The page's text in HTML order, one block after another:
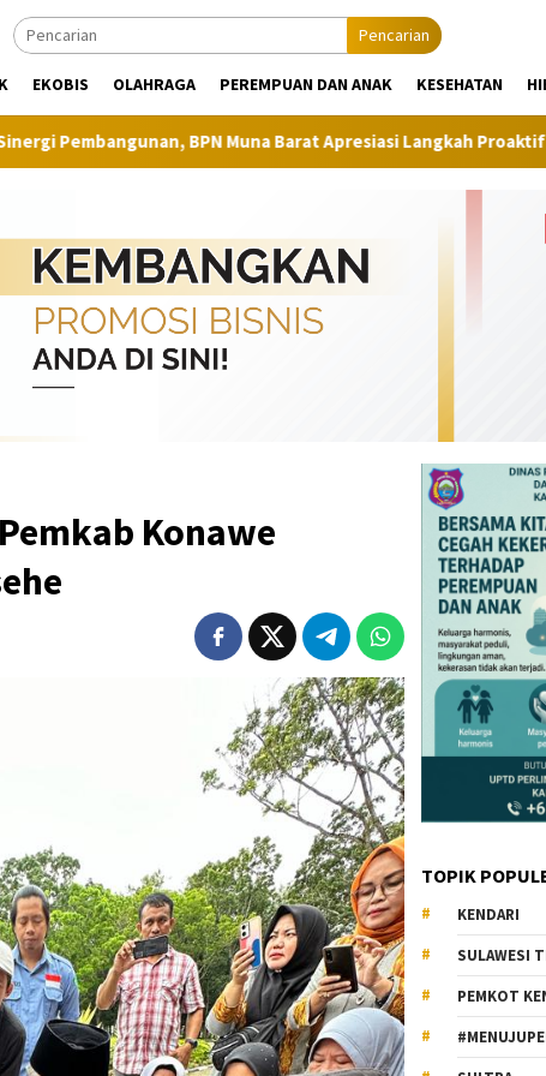
Pencarian
EKOBIS OLAHRAGA PEREMPUAN DAN ANAK KESEHATAN
Muna Barat Apresiasi Langkah Proaktif Dinas Perkim
Konawe
TOPIK
KENDARI
SULAWESI
PEMKOT